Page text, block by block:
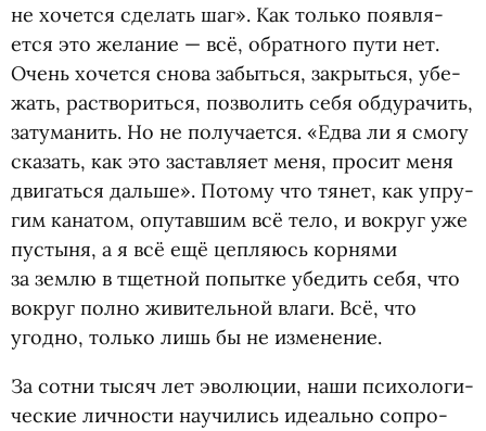
не хочется сделать шаг». Как только появ­ля­
ется это жела­ние — всё, обрат­ного пути нет.
Очень хочется снова забыться, закрыться, убе­
жать, рас­тво­риться, поз­во­лить себя обду­ра­чить,
зату­ма­нить. Но не полу­ча­ется. «Едва ли я смогу
ска­зать, как это застав­ляет меня, про­сит меня
дви­гаться дальше». Потому что тянет, как упру­
гим кана­том, опу­тав­шим всё тело, и вокруг уже
пустыня, а я всё ещё цеп­ля­юсь кор­нями
за землю в тщет­ной попытке убе­дить себя, что
вокруг полно живи­тель­ной влаги. Всё, что
угодно, только лишь бы не изменение.
За сотни тысяч лет эво­лю­ции, наши пси­хо­ло­ги­
че­ские лич­но­сти научи­лись иде­ально сопро­